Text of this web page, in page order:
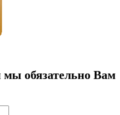
мы обязательно Вам